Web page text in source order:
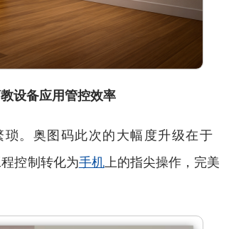
设备应用管控效率
。奥图码此次的大幅度升级在于
控制转化为手机上的指尖操作，完美